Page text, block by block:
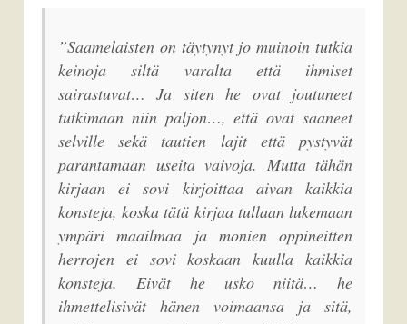
”Saamelaisten on täytynyt jo muinoin tutkia
keinoja siltä varalta että ihmiset
sairastuvat… Ja siten he ovat joutuneet
tutkimaan niin paljon…, että ovat saaneet
selville sekä tautien lajit että pystyvät
parantamaan useita vaivoja. Mutta tähän
kirjaan ei sovi kirjoittaa aivan kaikkia
konsteja, koska tätä kirjaa tullaan lukemaan
ympäri maailmaa ja monien oppineitten
herrojen ei sovi koskaan kuulla kaikkia
konsteja. Eivät he usko niitä… he
ihmettelisivät hänen voimaansa ja sitä,